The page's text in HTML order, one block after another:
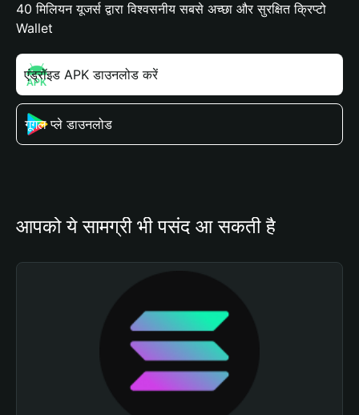
40 मिलियन यूजर्स द्वारा विश्वसनीय सबसे अच्छा और सुरक्षित क्रिप्टो
Wallet
एंड्रॉइड APK डाउनलोड करें
गूगल प्ले डाउनलोड
आपको ये सामग्री भी पसंद आ सकती है